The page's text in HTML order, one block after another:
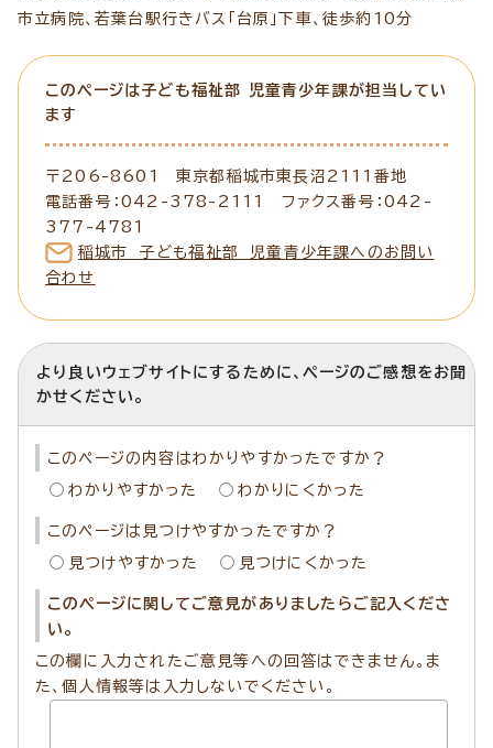
市立病院、若葉台駅行きバス「台原」下車、徒歩約10分
このページは子ども福祉部 児童青少年課が担当してい
ます
〒206-8601 東京都稲城市東長沼2111番地
電話番号：042-378-2111 ファクス番号：042-
377-4781
稲城市 子ども福祉部 児童青少年課へのお問い
合わせ
より良いウェブサイトにするために、ページのご感想をお聞
かせください。
このページの内容はわかりやすかったですか？
わかりやすかった わかりにくかった
このページは見つけやすかったですか？
見つけやすかった 見つけにくかった
このページに関してご意見がありましたらご記入くださ
い。
この欄に入力されたご意見等への回答はできません。ま
た、個人情報等は入力しないでください。